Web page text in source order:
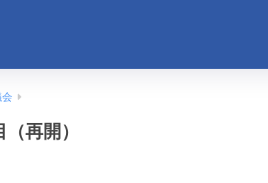
再開）